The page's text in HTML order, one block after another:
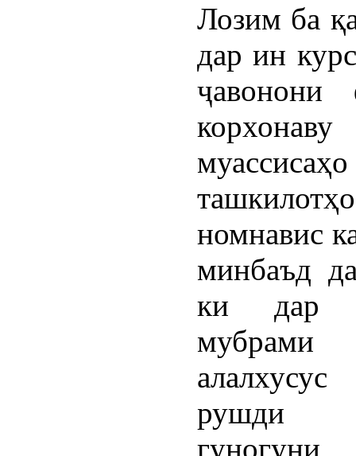
Лозим ба
дар ин
ҷавонони
корхонаву
ташкилотҳо
номнавис
минбаъд
ки дар
рушди